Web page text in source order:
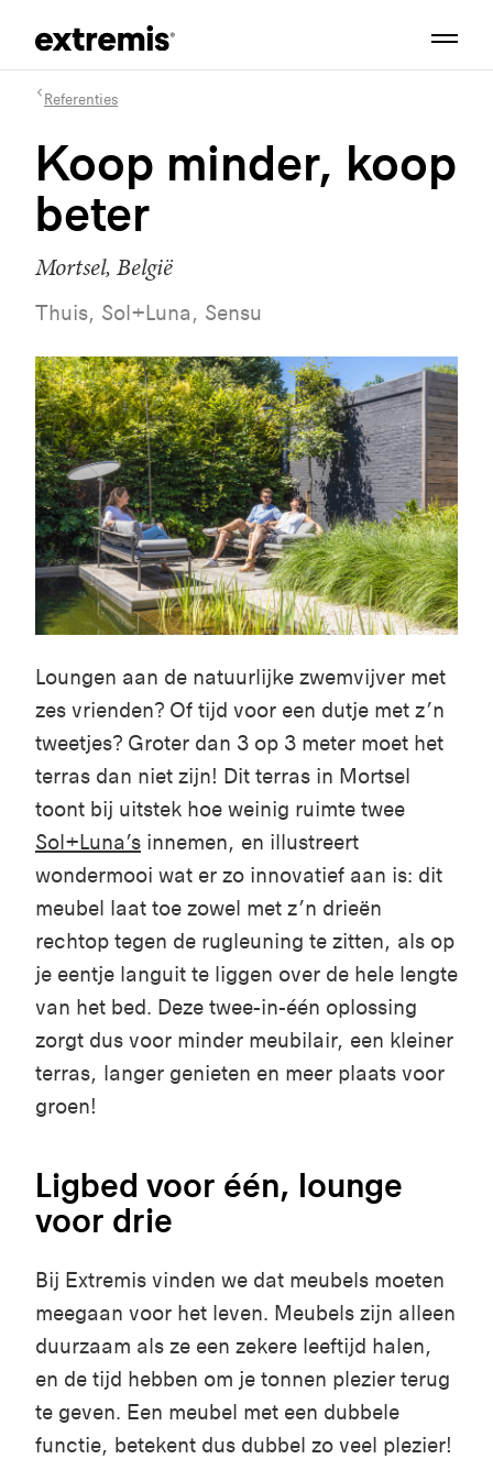
Referenties
Koop minder, koop
beter
Mortsel, België
Thuis, Sol+Luna, Sensu
Loungen aan de natuurlijke zwemvijver met
zes vrienden? Of tijd voor een dutje met z’n
tweetjes? Groter dan 3 op 3 meter moet het
terras dan niet zijn! Dit terras in Mortsel
toont bij uitstek hoe weinig ruimte twee
Sol+Luna’s innemen, en illustreert
wondermooi wat er zo innovatief aan is: dit
meubel laat toe zowel met z’n drieën
rechtop tegen de rugleuning te zitten, als op
je eentje languit te liggen over de hele lengte
van het bed. Deze twee-in-één oplossing
zorgt dus voor minder meubilair, een kleiner
terras, langer genieten en meer plaats voor
groen!
Ligbed voor één, lounge
voor drie
Bij Extremis vinden we dat meubels moeten
meegaan voor het leven. Meubels zijn alleen
duurzaam als ze een zekere leeftijd halen,
en de tijd hebben om je tonnen plezier terug
te geven. Een meubel met een dubbele
functie, betekent dus dubbel zo veel plezier!